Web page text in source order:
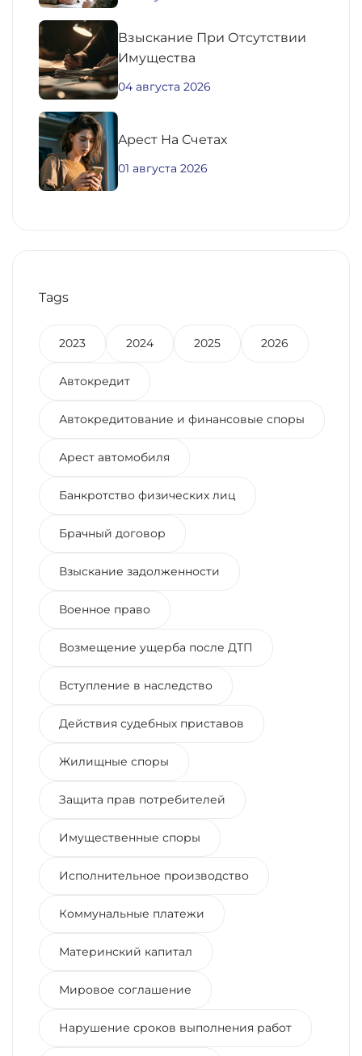
Взыскание При Отсутствии
Имущества
04 августа 2026
Aрест На Счетах
01 августа 2026
Tags
2023 2024 2025 2026
Автокредит
Автокредитование и финансовые споры
Арест автомобиля
Банкротство физических лиц
Брачный договор
Взыскание задолженности
Военное право
Возмещение ущерба после ДТП
Вступление в наследство
Действия судебных приставов
Жилищные споры
Защита прав потребителей
Имущественные споры
Исполнительное производство
Коммунальные платежи
Материнский капитал
Мировое соглашение
Нарушение сроков выполнения работ